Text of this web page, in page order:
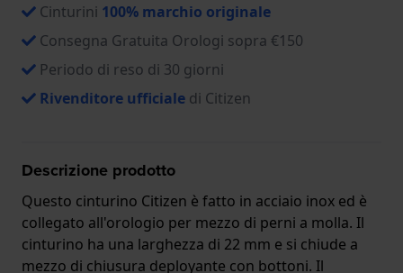
Cinturini 100% marchio originale
Consegna Gratuita Orologi sopra €150
Periodo di reso di 30 giorni
Rivenditore ufficiale di Citizen
Descrizione prodotto
Questo cinturino Citizen è fatto in acciaio inox ed è
collegato all'orologio per mezzo di perni a molla. Il
cinturino ha una larghezza di 22 mm e si chiude a
mezzo di chiusura deployante con bottoni. Il